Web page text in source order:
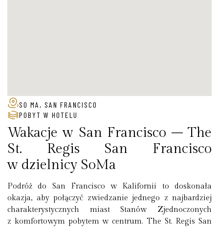
SO MA, SAN FRANCISCO
POBYT W HOTELU
Wakacje w San Francisco – The
St. Regis San Francisco
w dzielnicy SoMa
Podróż do San Francisco w Kalifornii to doskonała
okazja, aby połączyć zwiedzanie jednego z najbardziej
charakterystycznych miast Stanów Zjednoczonych
z komfortowym pobytem w centrum. The St. Regis San